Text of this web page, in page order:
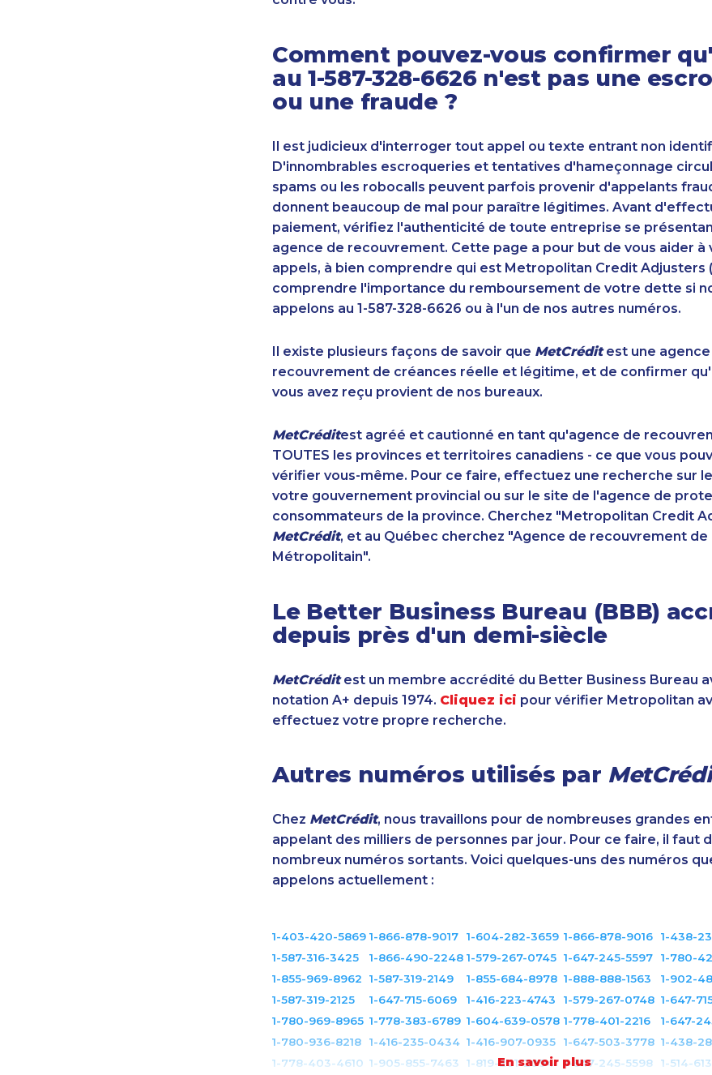
Comment pouvez-vous confirmer
au 1-587-328-6626 n'est pas une
ou une fraude ?
Il est judicieux d'interroger tout appel ou texte entrant non
D'innombrables escroqueries et tentatives d'hameçonnage
spams ou les robocalls peuvent parfois provenir d'appelants
donnent beaucoup de mal pour paraître légitimes. Avant
paiement, vérifiez l'authenticité de toute entreprise se
agence de recouvrement. Cette page a pour but de vous aider à
appels, à bien comprendre qui est Metropolitan Credit Adjusters
comprendre l'importance du remboursement de votre dette si
appelons au 1-587-328-6626 ou à l'un de nos autres numéros.
Il existe plusieurs façons de savoir que MetCréditest une agence
recouvrement de créances réelle et légitime, et de confirmer
vous avez reçu provient de nos bureaux.
MetCréditest agréé et cautionné en tant qu'agence de
TOUTES les provinces et territoires canadiens - ce que vous
vérifier vous-même. Pour ce faire, effectuez une recherche sur
votre gouvernement provincial ou sur le site de l'agence de
consommateurs de la province. Cherchez "Metropolitan Credit
MetCrédit, et au Québec cherchez "Agence de recouvrement
Métropolitain".
Le Better Business Bureau (BBB)
depuis près d'un demi-siècle
MetCréditest un membre accrédité du Better Business Bureau
notation A+ depuis 1974. Cliquez ici pour vérifier Metropolitan
effectuez votre propre recherche.
Autres numéros utilisés par
Chez MetCrédit, nous travaillons pour de nombreuses grandes
appelant des milliers de personnes par jour. Pour ce faire, il faut
nombreux numéros sortants. Voici quelques-uns des numéros
appelons actuellement :
En savoir plus
1-403-420-5869 1-866-878-9017 1-604-282-3659 1-866-878-9016 1-438-
1-587-316-3425
1-866-490-2248 1-579-267-0745 1-647-245-5597 1-780-
1-855-969-8962
1-587-319-2149 1-855-684-8978 1-888-888-1563 1-902-
1-587-319-2125
1-647-715-6069 1-416-223-4743 1-579-267-0748 1-647-
1-780-969-8965 1-778-383-6789 1-604-639-0578 1-778-401-2216 1-647-
1-780-936-8218
1-416-235-0434 1-416-907-0935 1-647-503-3778 1-438-
1-778-403-4610 1-905-855-7463 1-819-201-2094 1-647-245-5598 1-514-